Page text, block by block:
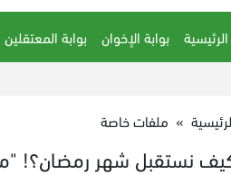
الرئيسية بوابة الإخوان بوابة المعتقلين
» ملفات خاصة
نستقبل شهر رمضان؟!